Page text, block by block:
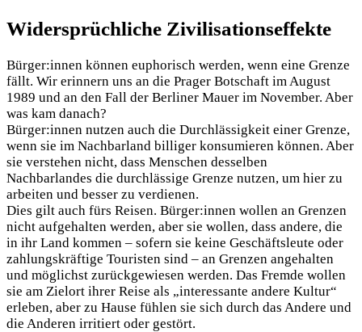
Widersprüchliche Zivilisationseffekte
Bürger:innen können euphorisch werden, wenn eine Grenze
fällt. Wir erinnern uns an die Prager Botschaft im August
1989 und an den Fall der Berliner Mauer im November. Aber
was kam danach?
Bürger:innen nutzen auch die Durchlässigkeit einer Grenze,
wenn sie im Nachbarland billiger konsumieren können. Aber
sie verstehen nicht, dass Menschen desselben
Nachbarlandes die durchlässige Grenze nutzen, um hier zu
arbeiten und besser zu verdienen.
Dies gilt auch fürs Reisen. Bürger:innen wollen an Grenzen
nicht aufgehalten werden, aber sie wollen, dass andere, die
in ihr Land kommen – sofern sie keine Geschäftsleute oder
zahlungskräftige Touristen sind – an Grenzen angehalten
und möglichst zurückgewiesen werden. Das Fremde wollen
sie am Zielort ihrer Reise als „interessante andere Kultur“
erleben, aber zu Hause fühlen sie sich durch das Andere und
die Anderen irritiert oder gestört.